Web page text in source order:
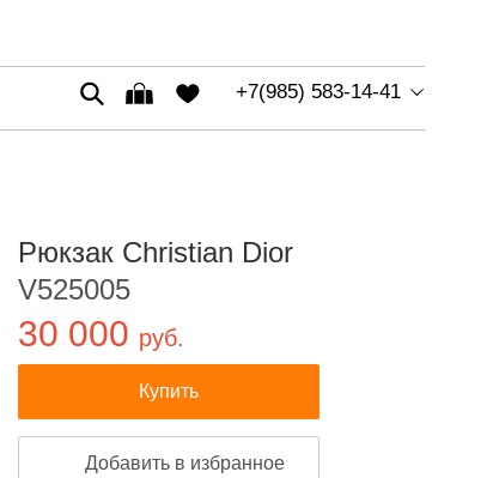
+7(985) 583-14-41
Рюкзак Christian Dior
V525005
30 000 руб.
Купить
Добавить в избранное